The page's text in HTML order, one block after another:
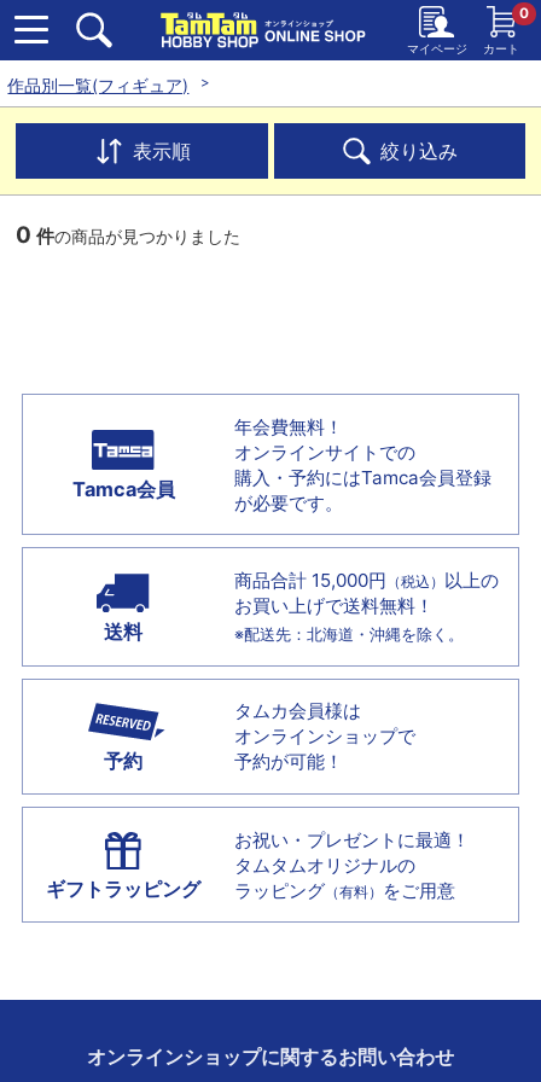
マイページ カート
0
作品別一覧(フィギュア)
表示順 絞り込み
0 件の商品が見つかりました
Tamca会員
年会費無料！
オンラインサイトでの
購入・予約にはTamca会員登録
が必要です。
送料
商品合計 15,000円 （税込） 以上の
お買い上げで送料無料！
※配送先：北海道・沖縄を除く。
予約
タムカ会員様は
オンラインショップで
予約が可能！
ギフトラッピング
お祝い・プレゼントに最適！
タムタムオリジナルの
ラッピング （有料） をご用意
オンラインショップに関するお問い合わせ